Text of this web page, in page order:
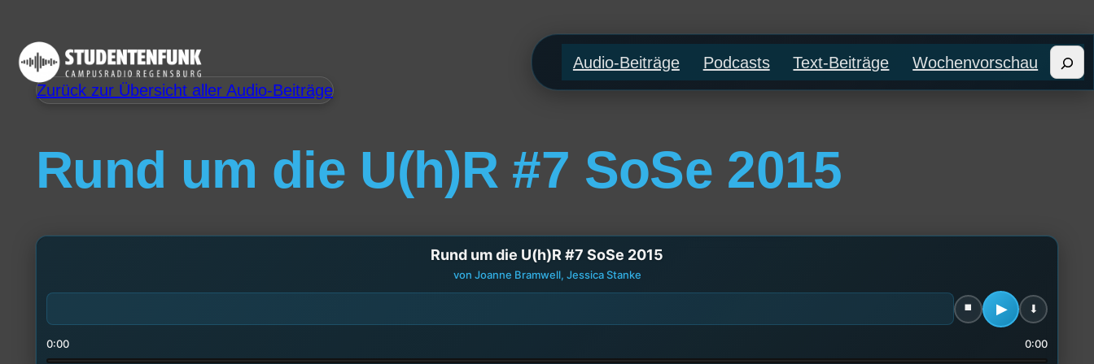
Audio-Beiträge Podcasts Text-Beiträge Wochenvorschau
Zurück zur Übersicht aller Audio-Beiträge
Rund um die U(h)R #7 SoSe 2015
Rund um die U(h)R #7 SoSe 2015
von Joanne Bramwell, Jessica Stanke
0:00 0:00